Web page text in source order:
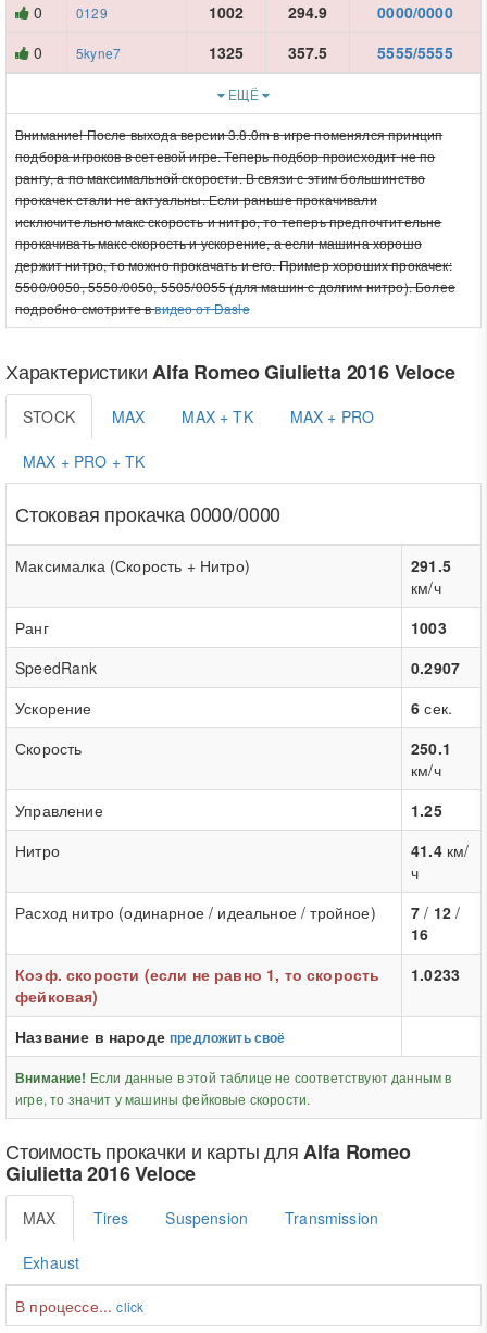
0
0129 1002 294.9
0000/0000
0
5kyne7 1325 357.5 5555/5555
ЕЩЁ
Внимание! После выхода версии 3.8.0m в игре поменялся принцип
подбора игроков в сетевой игре. Теперь подбор происходит не по
рангу, а по максимальной скорости. В связи с этим большинство
прокачек стали не актуальны. Если раньше прокачивали
исключительно макс скорость и нитро, то теперь предпочтительне
прокачивать макс скорость и ускорение, а если машина хорошо
держит нитро, то можно прокачать и его. Пример хороших прокачек:
5500/0050, 5550/0050, 5505/0055 (для машин с долгим нитро). Более
подробно смотрите ввидео от Dasle
Характеристики Alfa Romeo Giulietta 2016 Veloce
STOCK MAX MAX + TK MAX + PRO
MAX + PRO + TK
Стоковая прокачка 0000/0000
Максималка (Скорость + Нитро)
291.5
км/ч
Ранг
1003
SpeedRank
0.2907
Ускорение
6 сек.
Скорость
250.1
км/ч
Управление
1.25
Нитро
41.4км/
ч
Расход нитро (одинарное / идеальное / тройное)
7 / 12 /
16
Коэф. скорости (если не равно 1, то скорость
фейковая)
1.0233
Название в народепредложить своё
Внимание! Если данные в этой таблице не соответствуют данным в
игре, то значит у машины фейковые скорости.
Стоимость прокачки и карты для Alfa Romeo
Giulietta 2016 Veloce
MAX Tires Suspension Transmission
Exhaust
В процессе...click